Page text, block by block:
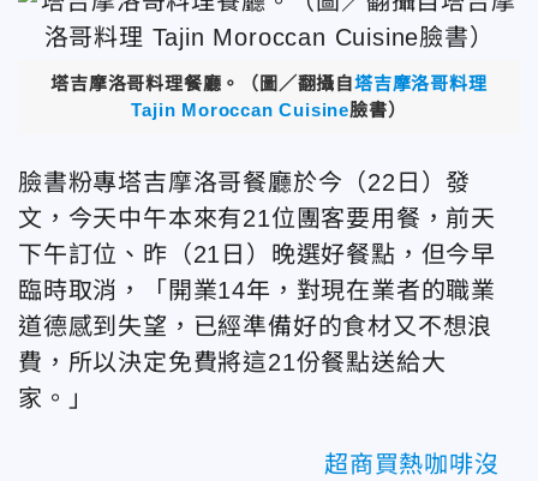
塔吉摩洛哥料理餐廳。（圖／翻攝自塔吉摩洛哥料理
Tajin Moroccan Cuisine臉書）
臉書粉專塔吉摩洛哥餐廳於今（22日）發
文，今天中午本來有21位團客要用餐，前天
下午訂位、昨（21日）晚選好餐點，但今早
臨時取消，「開業14年，對現在業者的職業
道德感到失望，已經準備好的食材又不想浪
費，所以決定免費將這21份餐點送給大
家。」
超商買熱咖啡沒